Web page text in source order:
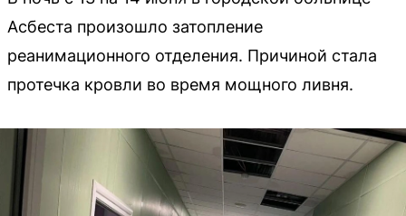
Асбеста произошло затопление
реанимационного отделения. Причиной стала
протечка кровли во время мощного ливня.